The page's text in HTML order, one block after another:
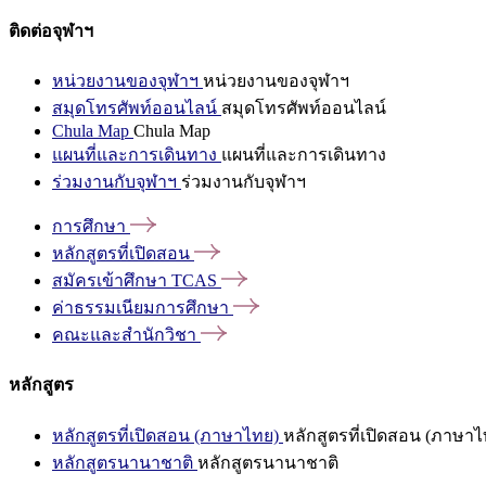
ติดต่อจุฬาฯ
หน่วยงานของจุฬาฯ หน่วยงานของจุฬาฯ
สมุดโทรศัพท์ออนไลน์ สมุดโทรศัพท์ออนไลน์
Chula Map Chula Map
แผนที่และการเดินทาง แผนที่และการเดินทาง
ร่วมงานกับจุฬาฯ ร่วมงานกับจุฬาฯ
การศึกษา
หลักสูตรที่เปิดสอน
สมัครเข้าศึกษา TCAS
ค่าธรรมเนียมการศึกษา
คณะและสำนักวิชา
หลักสูตร
หลักสูตรที่เปิดสอน (ภาษาไทย) หลักสูตรที่เปิดสอน (ภาษาไ
หลักสูตรนานาชาติ หลักสูตรนานาชาติ